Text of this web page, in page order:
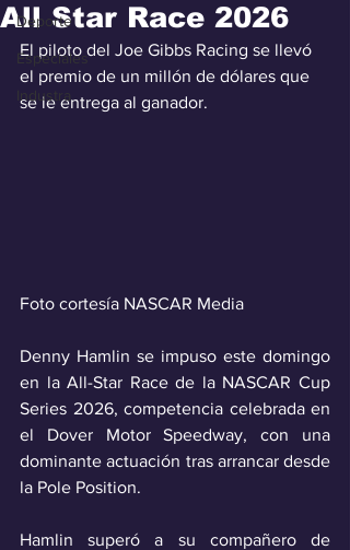
Deporte
Especiales
Industra
All Star Race 2026
El piloto del Joe Gibbs Racing se llevó
el premio de un millón de dólares que
se le entrega al ganador.
Foto cortesía NASCAR Media
Denny Hamlin se impuso este domingo
en la All-Star Race de la NASCAR Cup
Series 2026, competencia celebrada en
el Dover Motor Speedway, con una
dominante actuación tras arrancar desde
la Pole Position.
Hamlin superó a su compañero de